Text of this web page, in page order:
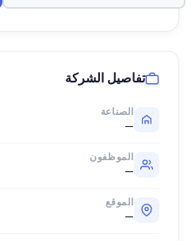
تفاصيل الشركة
الصناعة
—
الموظفون
—
الموقع
—